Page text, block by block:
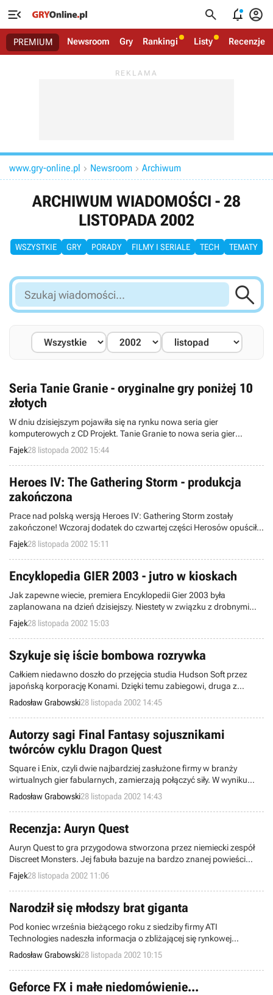
   
PREMIUM Newsroom Gry Rankingi Listy Recenzje
www.gry-online.pl  Newsroom  Archiwum
ARCHIWUM WIADOMOŚCI - 28
LISTOPADA 2002
WSZYSTKIE GRY PORADY FILMY I SERIALE TECH TEMATY
Szukaj
wiadomości...

Seria Tanie Granie - oryginalne gry poniżej 10
złotych
W dniu dzisiejszym pojawiła się na rynku nowa seria gier
komputerowych z CD Projekt. Tanie Granie to nowa seria gier
komputerowych, których cena wynosi 9,99 zł. Co więcej zgodnie ze
standardem CD Projekt wszystkie gry w serii są w polskich wersjach
językowych oraz są objęte darmową pomocą techniczną.
Fajek28 listopada 2002 15:44
Heroes IV: The Gathering Storm - produkcja
zakończona
Prace nad polską wersją Heroes IV: Gathering Storm zostały
zakończone! Wczoraj dodatek do czwartej części Herosów opuścił
tłocznię. Obecnie znajduje się na etapie konfekcjonowania.
Fajek28 listopada 2002 15:11
Encyklopedia GIER 2003 - jutro w kioskach
Jak zapewne wiecie, premiera Encyklopedii Gier 2003 była
zaplanowana na dzień dzisiejszy. Niestety w związku z drobnymi
opóźnieniami jakie miały miejsce na linii drukarnia-dystrybucja
informujemy, że EG 2003 trafi do kiosków w dniu jutrzejszym.
Fajek28 listopada 2002 15:03
Szykuje się iście bombowa rozrywka
Całkiem niedawno doszło do przejęcia studia Hudson Soft przez
japońską korporację Konami. Dzięki temu zabiegowi, druga z
wymienionych firm rozpocznie wkrótce sprzedaż kilku nowych gier,
przeznaczonych dla najrozmaitszych konsol.
Radosław Grabowski28 listopada 2002 14:45
Autorzy sagi Final Fantasy sojusznikami
twórców cyklu Dragon Quest
Square i Enix, czyli dwie najbardziej zasłużone firmy w branży
wirtualnych gier fabularnych, zamierzają połączyć siły. W wyniku
owego przymierza powstanie korporacja, której produkty mają w
niedalekiej przyszłości podbić serca użytkowników na całym globie
ziemskim.
Radosław Grabowski28 listopada 2002 14:43
Recenzja: Auryn Quest
Auryn Quest to gra przygodowa stworzona przez niemiecki zespół
Discreet Monsters. Jej fabuła bazuje na bardzo znanej powieści
fantasy, „Niekończąca się Opowieść” i ... no właśnie, tego co ma
wspólnego wyżej wymieniona gra z filmem dowiecie się z naszej
recenzji.
Fajek28 listopada 2002 11:06
Narodził się młodszy brat giganta
Pod koniec września bieżącego roku z siedziby firmy ATI
Technologies nadeszła informacja o zbliżającej się rynkowej
premierze kolejnego chip’a graficznego z rodziny Radeon. Zgodnie z
wcześniejszymi zapowiedziami, dziś wybiła „godzina zero” i
wystartowała ogólnoświatowa dystrybucja.
Radosław Grabowski28 listopada 2002 10:15
Geforce FX i małe niedomówienie...